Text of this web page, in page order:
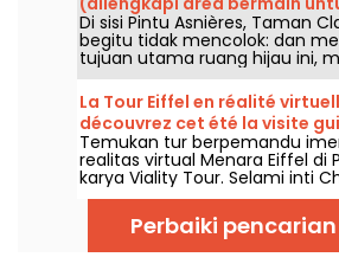
ini, yang pernah dikunjungi
terkenal seperti Marie-
Thomas Jefferson, menonjol
bangunannya yang fantastis.
akan senang menemukan
luar biasa yang mendominasi
anak), di 17e
Di sisi Pintu Asnières, Taman
begitu tidak mencolok: dan
tujuan utama ruang hijau ini,
tempat bagi orang-orang
ulang tenaga, benar-benar
La Tour Eiffel en réalité
découvrez cet été la visite
historique de Viality Tour
dalam realitas virtual:
berpemandu bersejarah dari
Temukan tur berpemandu
realitas virtual Menara Eiffel di
karya Viality Tour. Selami inti
Mars dan hayati kembali
pembangunan hingga
Fer pada 1889. Versi baru yang
dari sebelumnya telah dirilis
Perbaiki